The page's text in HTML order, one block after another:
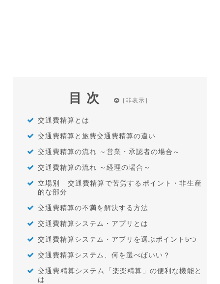
目次
交通費精算とは
交通費精算と旅費交通費精算の違い
交通費精算の流れ ～営業・承認者の場合～
交通費精算の流れ ～経理の場合～
立場別 交通費精算で苦労するポイント・非生産
的な部分
交通費精算の不満を解決する方法
交通費精算システム・アプリとは
交通費精算システム・アプリを選ぶポイント5つ
交通費精算システム、何を選べばいい？
交通費精算システム「楽楽精算」の便利な機能と
は